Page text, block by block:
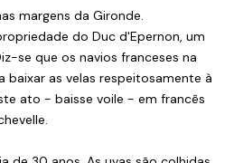
margens da Gironde.
do Duc d'Epernon, um
se que os navios franceses na
baixar as velas respeitosamente à
ato - baisse voile - em francês